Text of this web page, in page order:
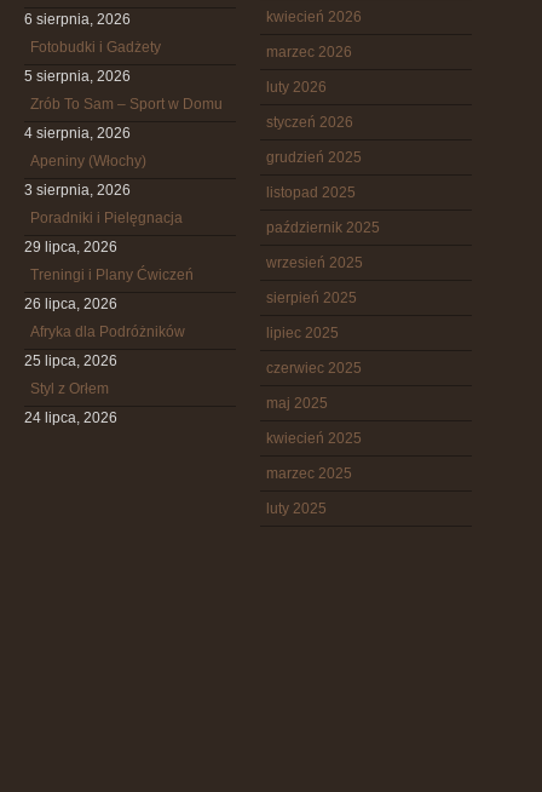
6 sierpnia, 2026
Fotobudki i Gadżety
5 sierpnia, 2026
Zrób To Sam – Sport w Domu
4 sierpnia, 2026
Apeniny (Włochy)
3 sierpnia, 2026
Poradniki i Pielęgnacja
29 lipca, 2026
Treningi i Plany Ćwiczeń
26 lipca, 2026
Afryka dla Podróżników
25 lipca, 2026
Styl z Orłem
24 lipca, 2026
kwiecień 2026
marzec 2026
luty 2026
styczeń 2026
grudzień 2025
listopad 2025
październik 2025
wrzesień 2025
sierpień 2025
lipiec 2025
czerwiec 2025
maj 2025
kwiecień 2025
marzec 2025
luty 2025